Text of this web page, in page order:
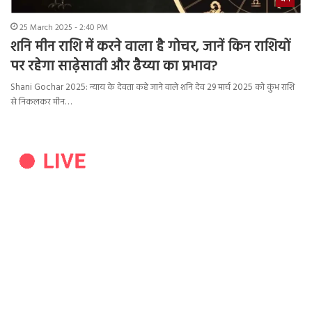
25 March 2025 - 2:40 PM
शनि मीन राशि में करने वाला है गोचर, जानें किन राशियों
पर रहेगा साढ़ेसाती और ढैय्या का प्रभाव?
Shani Gochar 2025: न्याय के देवता कहे जाने वाले शनि देव 29 मार्च 2025 को कुंभ राशि
से निकलकर मीन…